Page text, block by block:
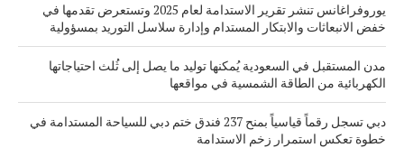
يوروفراغانس تنشر تقرير الاستدامة لعام 2025 وتستعرض تقدمها في
خفض الانبعاثات والابتكار المستدام وإدارة سلاسل التوريد بمسؤولية
مدن المستقبل في السعودية يُمكنها توليد ما يصل إلى ثُلث احتياجاتها
الكهربائية من الطاقة الشمسية في مواقعها
دبي تسجل رقماً قياسياً بمنح 237 فندق ختم دبي للسياحة المستدامة في
خطوة تعكس استمرار زخم الاستدامة